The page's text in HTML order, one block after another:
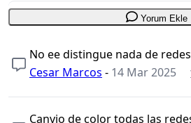
Yorum Ekle
No ee distingue nada de
Cesar Marcos - 14 Mar 2025
Canvio de color todas las